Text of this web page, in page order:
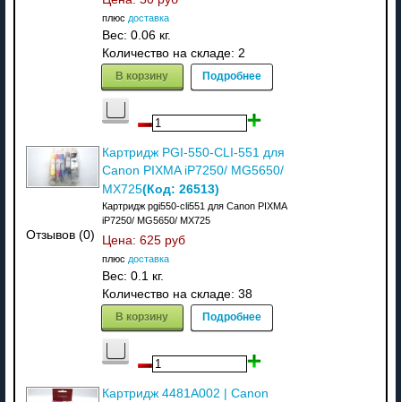
плюс доставка
Вес: 0.06 кг.
Количество на складе: 2
В корзину Подробнее
Отзывов (0)
Картридж PGI-550-CLI-551 для
Canon PIXMA iP7250/ MG5650/
MX725(Код: 26513)
Картридж pgi550-cli551 для Canon PIXMA
iP7250/ MG5650/ MX725
Цена: 625 руб
плюс доставка
Вес: 0.1 кг.
Количество на складе: 38
В корзину Подробнее
Картридж 4481A002 | Canon